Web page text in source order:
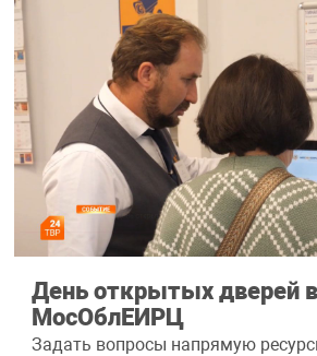
День открытых дверей в
МосОблЕИРЦ
Задать вопросы напрямую